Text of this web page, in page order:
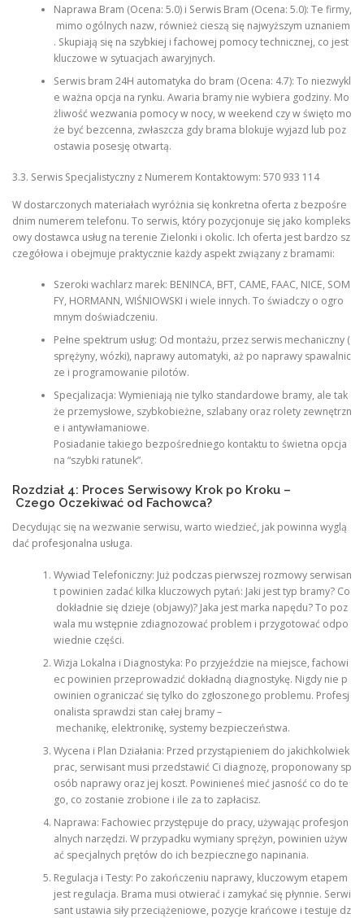
Naprawa Bram (Ocena: 5.0) i Serwis Bram (Ocena: 5.0): Te firmy,
mimo ogólnych nazw, również cieszą się najwyższym uznaniem
. Skupiają się na szybkiej i fachowej pomocy technicznej, co jest
kluczowe w sytuacjach awaryjnych.
Serwis bram 24H automatyka do bram (Ocena: 4.7): To niezwykl
e ważna opcja na rynku. Awaria bramy nie wybiera godziny. Mo
żliwość wezwania pomocy w nocy, w weekend czy w święto mo
że być bezcenna, zwłaszcza gdy brama blokuje wyjazd lub poz
ostawia posesję otwartą.
3.3. Serwis Specjalistyczny z Numerem Kontaktowym: 570 933 114
W dostarczonych materiałach wyróżnia się konkretna oferta z bezpośre
dnim numerem telefonu. To serwis, który pozycjonuje się jako kompleks
owy dostawca usług na terenie Zielonki i okolic. Ich oferta jest bardzo sz
czegółowa i obejmuje praktycznie każdy aspekt związany z bramami:
Szeroki wachlarz marek: BENINCA, BFT, CAME, FAAC, NICE, SOM
FY, HORMANN, WIŚNIOWSKI i wiele innych. To świadczy o ogro
mnym doświadczeniu.
Pełne spektrum usług: Od montażu, przez serwis mechaniczny (
sprężyny, wózki), naprawy automatyki, aż po naprawy spawalnic
ze i programowanie pilotów.
Specjalizacja: Wymieniają nie tylko standardowe bramy, ale tak
że przemysłowe, szybkobieżne, szlabany oraz rolety zewnętrzn
e i antywłamaniowe.
Posiadanie takiego bezpośredniego kontaktu to świetna opcja
na “szybki ratunek”.
Rozdział 4: Proces Serwisowy Krok po Kroku –
Czego Oczekiwać od Fachowca?
Decydując się na wezwanie serwisu, warto wiedzieć, jak powinna wyglą
dać profesjonalna usługa.
Wywiad Telefoniczny: Już podczas pierwszej rozmowy serwisan
t powinien zadać kilka kluczowych pytań: Jaki jest typ bramy? Co
dokładnie się dzieje (objawy)? Jaka jest marka napędu? To poz
wala mu wstępnie zdiagnozować problem i przygotować odpo
wiednie części.
Wizja Lokalna i Diagnostyka: Po przyjeździe na miejsce, fachowi
ec powinien przeprowadzić dokładną diagnostykę. Nigdy nie p
owinien ograniczać się tylko do zgłoszonego problemu. Profesj
onalista sprawdzi stan całej bramy –
mechanikę, elektronikę, systemy bezpieczeństwa.
Wycena i Plan Działania: Przed przystąpieniem do jakichkolwiek
prac, serwisant musi przedstawić Ci diagnozę, proponowany sp
osób naprawy oraz jej koszt. Powinieneś mieć jasność co do te
go, co zostanie zrobione i ile za to zapłacisz.
Naprawa: Fachowiec przystępuje do pracy, używając profesjon
alnych narzędzi. W przypadku wymiany sprężyn, powinien używ
ać specjalnych prętów do ich bezpiecznego napinania.
Regulacja i Testy: Po zakończeniu naprawy, kluczowym etapem
jest regulacja. Brama musi otwierać i zamykać się płynnie. Serwi
sant ustawia siły przeciążeniowe, pozycje krańcowe i testuje dz